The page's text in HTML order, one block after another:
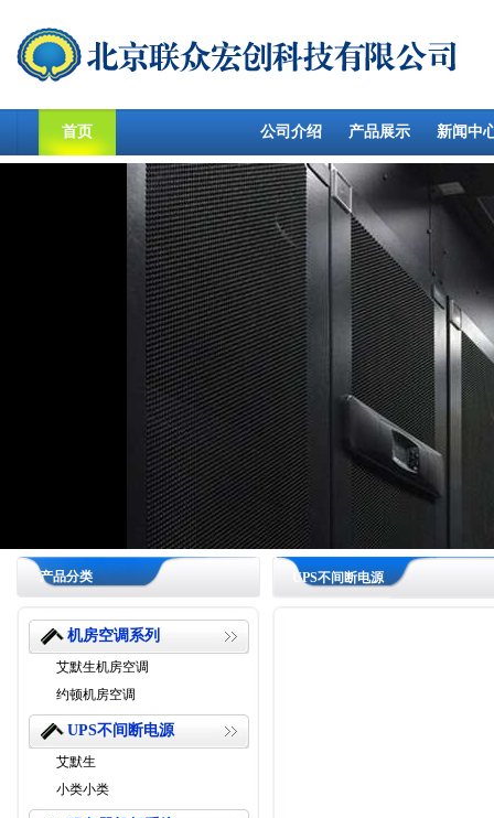
首页 公司介绍 产品展示 新闻中
产品分类
机房空调系列
艾默生机房空调
约顿机房空调
UPS不间断电源
艾默生
小类小类
UPS不间断电源